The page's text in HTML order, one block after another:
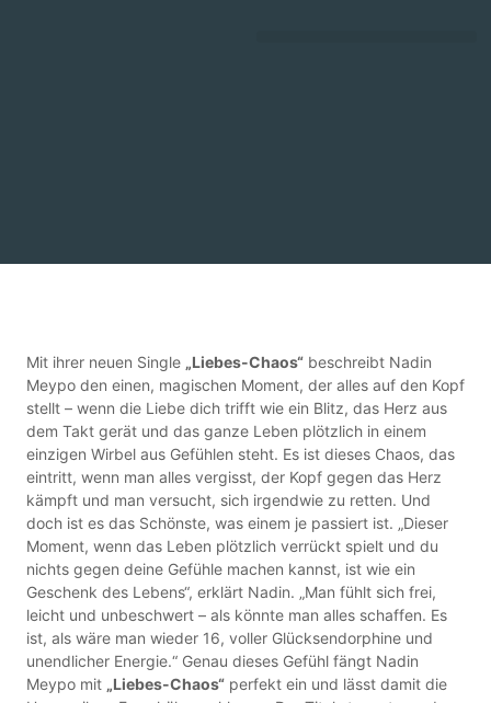
Mit ihrer neuen Single „Liebes-Chaos“ beschreibt Nadin
Meypo den einen, magischen Moment, der alles auf den Kopf
stellt – wenn die Liebe dich trifft wie ein Blitz, das Herz aus
dem Takt gerät und das ganze Leben plötzlich in einem
einzigen Wirbel aus Gefühlen steht. Es ist dieses Chaos, das
eintritt, wenn man alles vergisst, der Kopf gegen das Herz
kämpft und man versucht, sich irgendwie zu retten. Und
doch ist es das Schönste, was einem je passiert ist. „Dieser
Moment, wenn das Leben plötzlich verrückt spielt und du
nichts gegen deine Gefühle machen kannst, ist wie ein
Geschenk des Lebens“, erklärt Nadin. „Man fühlt sich frei,
leicht und unbeschwert – als könnte man alles schaffen. Es
ist, als wäre man wieder 16, voller Glücksendorphine und
unendlicher Energie.“ Genau dieses Gefühl fängt Nadin
Meypo mit „Liebes-Chaos“ perfekt ein und lässt damit die